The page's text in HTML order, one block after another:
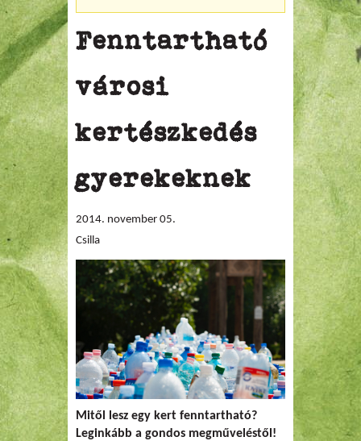
Fenntartható
városi
kertészkedés
gyerekeknek
2014. november 05.
Csilla
Mitől lesz egy kert fenntartható?
Leginkább a gondos megműveléstől!